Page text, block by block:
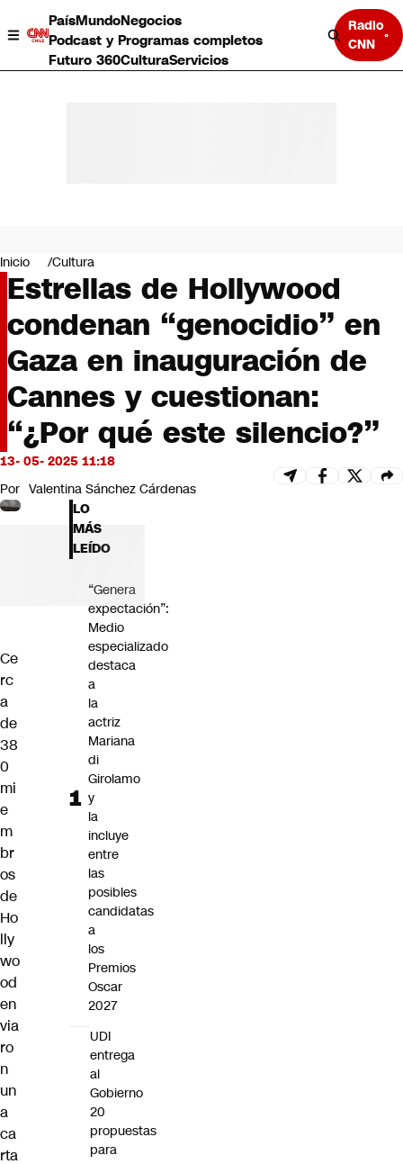
PaísMundoNegocios
Podcast y Programas completos
Futuro 360CulturaServicios
Radio
CNN
Negocios
Deportes
Programas completos
Cultura
Servicios
Bits
CNN tiempo
Futuro 360
Opinión
Inicio Cultura
Estrellas de Hollywood
condenan “genocidio” en
Gaza en inauguración de
Cannes y cuestionan:
“¿Por qué este silencio?”
13- 05- 2025 11:18
Por Valentina Sánchez Cárdenas
Ce
rc
a
de
38
0
mi
e
m
br
os
de
Ho
lly
wo
od
en
via
ro
n
un
a
ca
rta
LO
MÁS
LEÍDO
“Genera
expectación”:
Medio
especializado
destaca
a
la
actriz
Mariana
di
Girolamo
y
la
incluye
entre
las
posibles
candidatas
a
los
Premios
Oscar
2027
UDI
entrega
al
Gobierno
20
propuestas
para